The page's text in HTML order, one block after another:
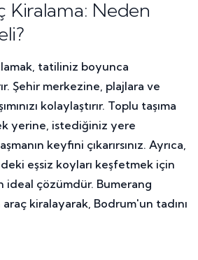
Kiralama: Neden
tatiliniz boyunca
Şehir merkezine, plajlara ve
kolaylaştırır. Toplu taşıma
yerine, istediğiniz yere
keyfini çıkarırsınız. Ayrıca,
eşsiz koyları keşfetmek için
ideal çözümdür. Bumerang
kiralayarak, Bodrum'un tadını